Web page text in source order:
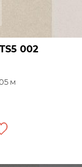
002
м